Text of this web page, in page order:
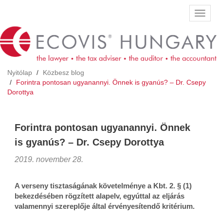
Nyitólap
Közbesz blog
Forintra pontosan ugyanannyi. Önnek is gyanús? – Dr. Csepy
Dorottya
Forintra pontosan ugyanannyi. Önnek
is gyanús? – Dr. Csepy Dorottya
2019. november 28.
A verseny tisztaságának követelménye a Kbt. 2. § (1)
bekezdésében rögzített alapelv, egyúttal az eljárás
valamennyi szereplője által érvényesítendő kritérium.